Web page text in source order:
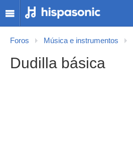
Foros Música e instrumentos
Dudilla básica